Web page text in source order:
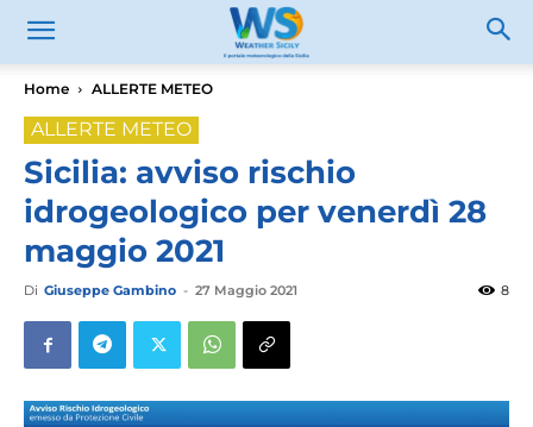
Home ALLERTE METEO
ALLERTE METEO
Sicilia: avviso rischio
idrogeologico per venerdì 28
maggio 2021
Di Giuseppe Gambino - 27 Maggio 2021 8